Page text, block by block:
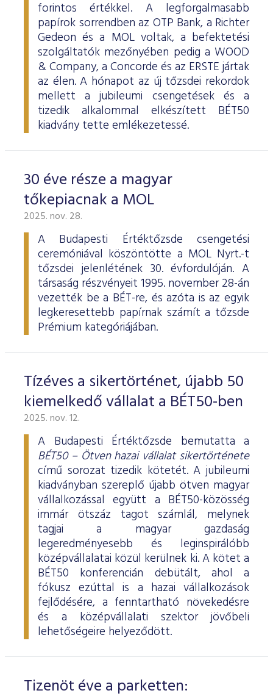
forintos értékkel. A legforgalmasabb
papírok sorrendben az OTP Bank, a Richter
Gedeon és a MOL voltak, a befektetési
szolgáltatók mezőnyében pedig a WOOD
& Company, a Concorde és az ERSTE jártak
az élen. A hónapot az új tőzsdei rekordok
mellett a jubileumi csengetések és a
tizedik alkalommal elkészített BÉT50
kiadvány tette emlékezetessé.
30 éve része a magyar
tőkepiacnak a MOL
2025. nov. 28.
A Budapesti Értéktőzsde csengetési
ceremóniával köszöntötte a MOL Nyrt.-t
tőzsdei jelenlétének 30. évfordulóján. A
társaság részvényeit 1995. november 28-án
vezették be a BÉT-re, és azóta is az egyik
legkeresettebb papírnak számít a tőzsde
Prémium kategóriájában.
Tízéves a sikertörténet, újabb 50
kiemelkedő vállalat a BÉT50-ben
2025. nov. 12.
A Budapesti Értéktőzsde bemutatta a
BÉT50 – Ötven hazai vállalat sikertörténete
című sorozat tizedik kötetét. A jubileumi
kiadványban szereplő újabb ötven magyar
vállalkozással együtt a BÉT50-közösség
immár ötszáz tagot számlál, melynek
tagjai a magyar gazdaság
legeredményesebb és leginspirálóbb
középvállalatai közül kerülnek ki. A kötet a
BÉT50 konferencián debütált, ahol a
fókusz ezúttal is a hazai vállalkozások
fejlődésére, a fenntartható növekedésre
és a középvállalati szektor jövőbeli
lehetőségeire helyeződött.
Tizenöt éve a parketten: